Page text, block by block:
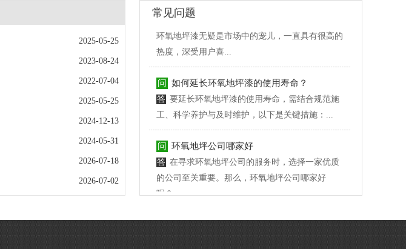
2025-05-25
2023-08-24
2022-07-04
2025-05-25
2024-12-13
2024-05-31
2026-07-18
2026-07-02
常见问题
答
市场中地坪漆的类型丰富多样、功能各异，但
环氧地坪漆无疑是市场中的宠儿，一直具有很高的
热度，深受用户喜...
问 如何延长环氧地坪漆的使用寿命？
答
要延长环氧地坪漆的使用寿命，需结合规范施
工、科学养护与及时维护，以下是关键措施：...
问 环氧地坪公司哪家好
答
在寻求环氧地坪公司的服务时，选择一家优质
的公司至关重要。那么，环氧地坪公司哪家好
呢？...
答
密封固化地坪和环氧地坪都是目前市场上比较
常见的地坪材料，它们各自有着不同的特点和适用